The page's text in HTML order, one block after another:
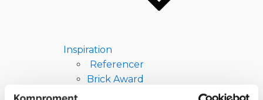
Inspiration
Referencer
Brick Award
Bæredygtighed